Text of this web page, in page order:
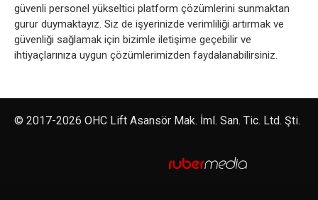
güvenli personel yükseltici platform çözümlerini sunmaktan
gurur duymaktayız. Siz de işyerinizde verimliliği artırmak ve
güvenliği sağlamak için bizimle iletişime geçebilir ve
ihtiyaçlarınıza uygun çözümlerimizden faydalanabilirsiniz.
© 2017-2026 OHC Lift Asansör Mak. İml. San. Tic. Ltd. Şti.